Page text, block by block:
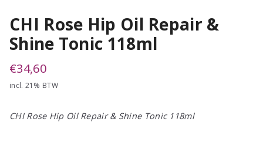
CHI Rose Hip Oil Repair &
Shine Tonic 118ml
€34,60
incl. 21% BTW
CHI Rose Hip Oil Repair & Shine Tonic 118ml